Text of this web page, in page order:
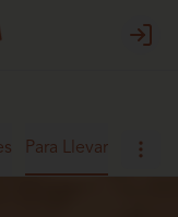
Login
Para Llevar